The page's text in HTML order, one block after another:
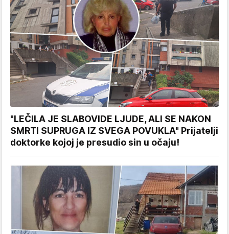
"LEČILA JE SLABOVIDE LJUDE, ALI SE NAKON
SMRTI SUPRUGA IZ SVEGA POVUKLA" Prijatelji
doktorke kojoj je presudio sin u očaju!